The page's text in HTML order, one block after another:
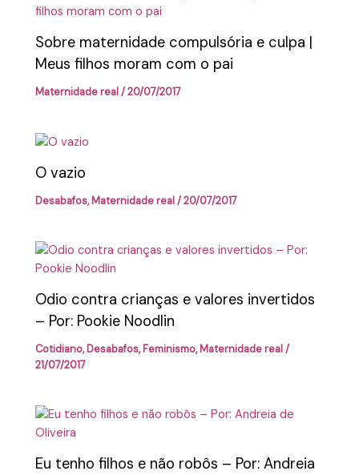
Sobre maternidade compulsória e culpa |
Meus filhos moram com o pai
Maternidade real/20/07/2017
O vazio
Desabafos,Maternidade real/20/07/2017
Odio contra crianças e valores invertidos
– Por: Pookie Noodlin
Cotidiano,Desabafos,Feminismo,Maternidade real/
21/07/2017
Eu tenho filhos e não robôs – Por: Andreia